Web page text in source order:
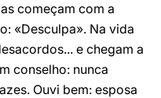
começam com a
«Desculpa». Na vida
e chegam a
conselho: nunca
Ouvi bem: esposa